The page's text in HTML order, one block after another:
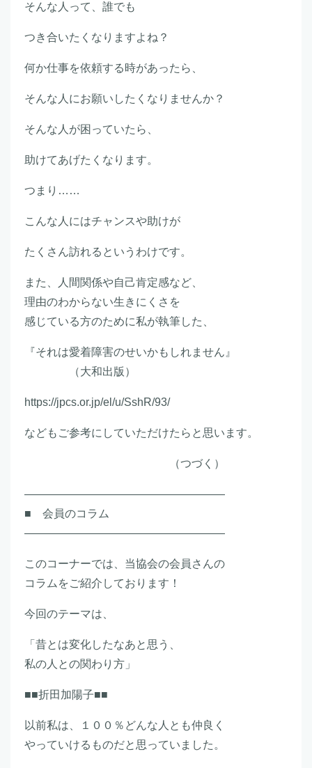
そんな人って、誰でも
つき合いたくなりますよね？
何か仕事を依頼する時があったら、
そんな人にお願いしたくなりませんか？
そんな人が困っていたら、
助けてあげたくなります。
つまり……
こんな人にはチャンスや助けが
たくさん訪れるというわけです。
また、人間関係や自己肯定感など、
理由のわからない生きにくさを
感じている方のために私が執筆した、
『それは愛着障害のせいかもしれません』
（大和出版）
https://jpcs.or.jp/el/u/SshR/93/
などもご参考にしていただけたらと思います。
（つづく）
――――――――――――――――――
■ 会員のコラム
――――――――――――――――――
このコーナーでは、当協会の会員さんの
コラムをご紹介しております！
今回のテーマは、
「昔とは変化したなあと思う、
私の人との関わり方」
■■折田加陽子■■
以前私は、１００％どんな人とも仲良く
やっていけるものだと思っていました。